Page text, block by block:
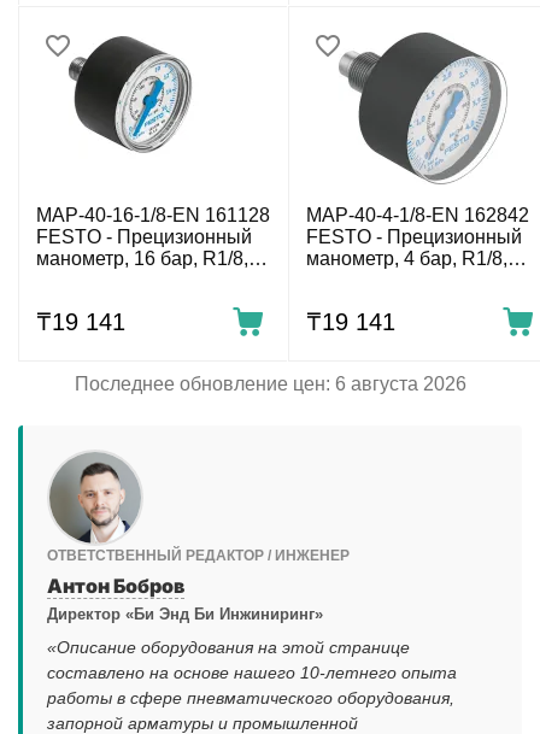
MAP-40-16-1/8-EN 161128
FESTO - Прецизионный
манометр, 16 бар, R1/8,
₸19 141
MAP-40-4-1/8-EN 162842
FESTO - Прецизионный
манометр, 4 бар, R1/8,
₸19 141
Последнее обновление цен: 6 августа 2026
ОТВЕТСТВЕННЫЙ РЕДАКТОР / ИНЖЕНЕР
Антон Бобров
Директор «Би Энд Би Инжиниринг»
«Описание оборудования на этой странице
составлено на основе нашего 10-летнего опыта
работы в сфере пневматического оборудования,
запорной арматуры и промышленной